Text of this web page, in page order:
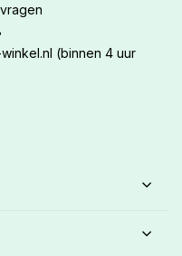
(binnen 4 uur